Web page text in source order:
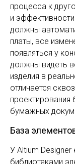
процесса к
и
должны
платы, все
появляться у
должны видеть
изделия в
отличается
проектирования
бумажных
База
У Altium
библиотеками